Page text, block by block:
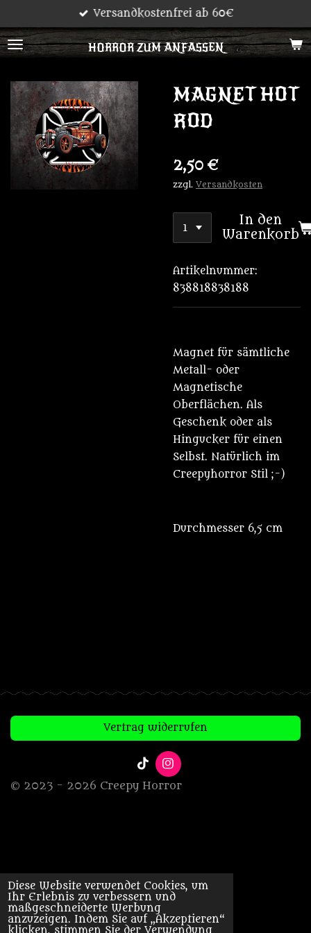
Diese Website verwendet Cookies, um
Ihr Erlebnis zu verbessern und
maßgeschneiderte Werbung
anzuzeigen. Indem Sie auf „Akzeptieren“
klicken, stimmen Sie der Verwendung
Hauptinhalt
springen
HORROR ZUM ANFASSEN
Versandkostenfrei ab 60€
MAGNET HOT
ROD
2,50 €
zzgl. Versandkosten
In den
Warenkorb
Artikelnummer:
838818838188
Magnet für sämtliche
Metall- oder
Magnetische
Oberflächen. Als
Geschenk oder als
Hingucker für einen
Selbst. Natürlich im
Creepyhorror Stil ;-)
Durchmesser 6,5 cm
Vertrag widerrufen
T
i
k
I
n
s
© 2023 - 2026 Creepy Horror